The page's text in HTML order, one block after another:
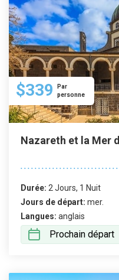
$339
Par
personne
Nazareth et la Mer
Durée: 2 Jours, 1 Nuit
Jours de départ: mer.
Langues: anglais
Prochain départ